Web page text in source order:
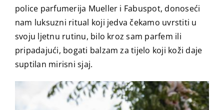
police parfumerija Mueller i Fabuspot, donoseći
nam luksuzni ritual koji jedva čekamo uvrstiti u
svoju ljetnu rutinu, bilo kroz sam parfem ili
pripadajući, bogati balzam za tijelo koji koži daje
suptilan mirisni sjaj.